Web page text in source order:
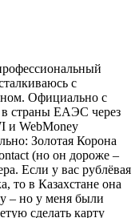
с
Официально с
страны ЕАЭС через
и WebMoney
Золотая Корона
(но он дороже –
Если у вас рублёвая
то в Казахстане она
– но у меня были
сделать карту